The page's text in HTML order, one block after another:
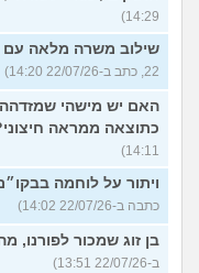
14:29)
שילוב משרה מלאה עם
22, כתב ב-22/07/26 14:20)
האם יש מישהי
כתוצאה ממראה
14:11)
ויתור על לוחמה
כתבה ב-22/07/26 14:02)
בן זוג שמכור לפורנו,
ב-22/07/26 13:51)